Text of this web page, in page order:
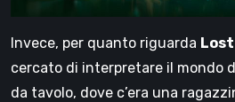
Invece, per quanto riguarda Lost
cercato di interpretare il mondo
da tavolo, dove c’era una